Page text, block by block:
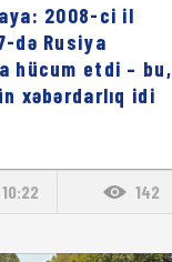
2008-ci il
də Rusiya
hücum etdi – bu,
xəbərdarlıq idi
142